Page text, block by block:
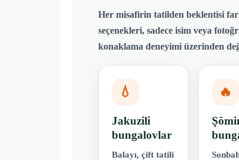
Her misafirin tatilden beklentisi
seçenekleri, sadece isim veya
konaklama deneyimi üzerinden
💧
Jakuzili
bungalovlar
Balayı, çift tatili
🔥